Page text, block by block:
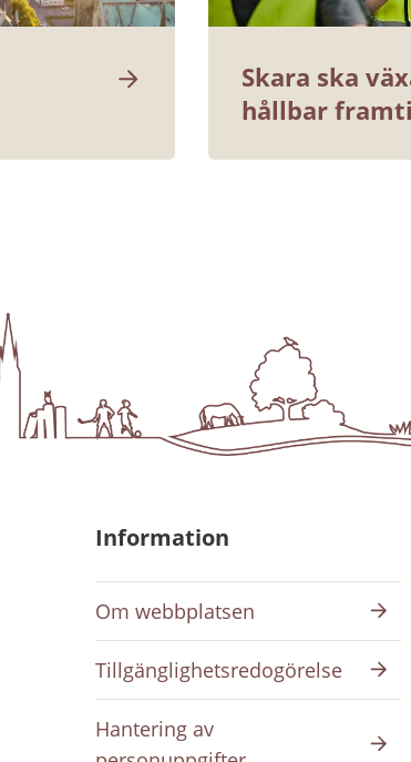
Skara ska
hållbar
Information
Om webbplatsen
Tillgänglighetsredogörelse
Hantering av